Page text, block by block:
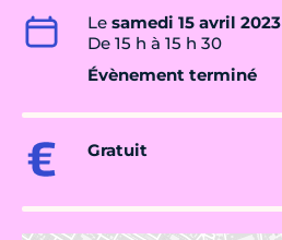
Le samedi 15 avril 2023
De 15 h à 15 h 30
Évènement terminé
Gratuit